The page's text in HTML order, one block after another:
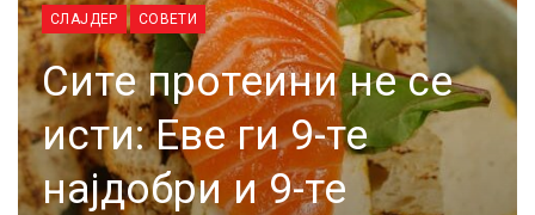
СЛАЈДЕР СОВЕТИ
Сите протеини не се
исти: Еве ги 9-те
најдобри и 9-те